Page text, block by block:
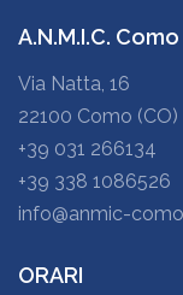
A.N.M.I.C. Como
Via Natta, 16
22100 Como (CO)
+39 031 266134
+39 338 1086526
info@anmic-
ORARI